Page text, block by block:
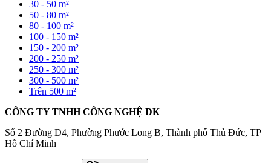
30 - 50 m²
50 - 80 m²
80 - 100 m²
100 - 150 m²
150 - 200 m²
200 - 250 m²
250 - 300 m²
300 - 500 m²
Trên 500 m²
CÔNG TY TNHH CÔNG NGHỆ DK
Số 2 Đường D4, Phường Phước Long B, Thành phố Thủ Đức, TP
Hồ Chí Minh